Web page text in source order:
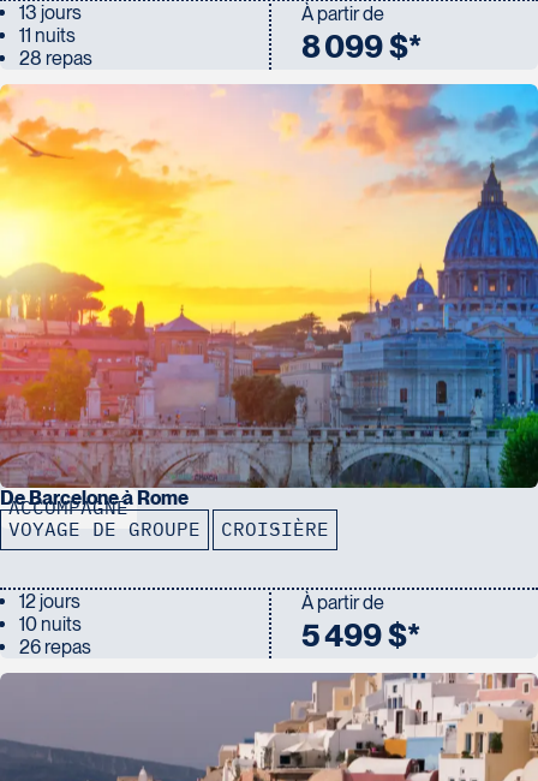
13 jours
11 nuits
28 repas
À partir de
8 099 $*
ACCOMPAGNÉ
De Barcelone à Rome
VOYAGE DE GROUPE CROISIÈRE
12 jours
10 nuits
26 repas
À partir de
5 499 $*